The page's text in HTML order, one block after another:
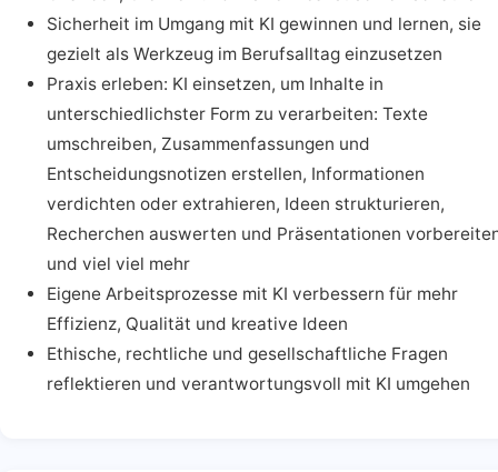
Sicherheit im Umgang mit KI gewinnen und lernen, sie
gezielt als Werkzeug im Berufsalltag einzusetzen
Praxis erleben: KI einsetzen, um Inhalte in
unterschiedlichster Form zu verarbeiten: Texte
umschreiben, Zusammenfassungen und
Entscheidungsnotizen erstellen, Informationen
verdichten oder extrahieren, Ideen strukturieren,
Recherchen auswerten und Präsentationen
und viel viel mehr
Eigene Arbeitsprozesse mit KI verbessern für mehr
Effizienz, Qualität und kreative Ideen
Ethische, rechtliche und gesellschaftliche Fragen
reflektieren und verantwortungsvoll mit KI umgehen